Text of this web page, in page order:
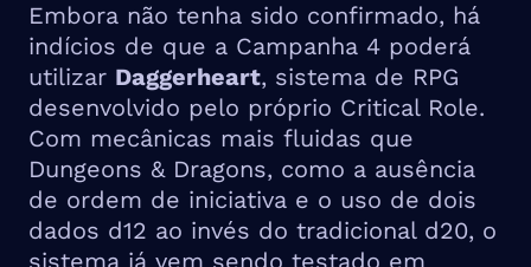
Embora não tenha sido confirmado, há
indícios de que a Campanha 4 poderá
utilizar Daggerheart, sistema de RPG
desenvolvido pelo próprio Critical Role.
Com mecânicas mais fluidas que
Dungeons & Dragons, como a ausência
de ordem de iniciativa e o uso de dois
dados d12 ao invés do tradicional d20, o